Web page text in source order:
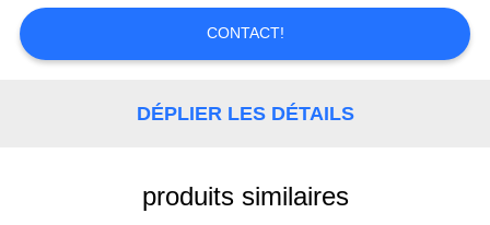
NOUS
CONTACTER
CONTACT!
DÉPLIER LES DÉTAILS
produits similaires